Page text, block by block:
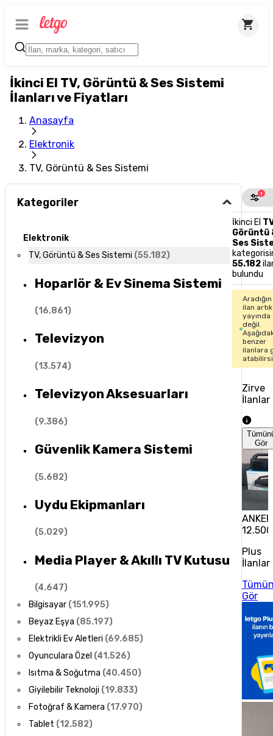
İkinci El TV, Görüntü & Ses Sistemi
İlanları ve Fiyatları
Anasayfa
Elektronik
TV, Görüntü & Ses Sistemi
Kategoriler
Elektronik
TV, Görüntü & Ses Sistemi (55.182)
Hoparlör & Ev Sinema Sistemi
(16.861)
Televizyon
(13.574)
Televizyon Aksesuarları
(9.386)
Güvenlik Kamera Sistemi
(5.682)
Uydu Ekipmanları
(5.029)
Media Player & Akıllı TV Kutusu
(4.647)
Bilgisayar (151.995)
Beyaz Eşya (85.197)
Elektrikli Ev Aletleri (69.685)
Oyunculara Özel (41.526)
Isıtma & Soğutma (40.450)
Giyilebilir Teknoloji (19.833)
Fotoğraf & Kamera (17.970)
Tablet (12.582)
1
İkinci El
Görüntü
Ses
55.182
bulundu
Aradığın
ilan artık
yayında
değil.
benzer
ilanlara
Zirve
İlanlar
Gör
Plus
İlanlar
Gör